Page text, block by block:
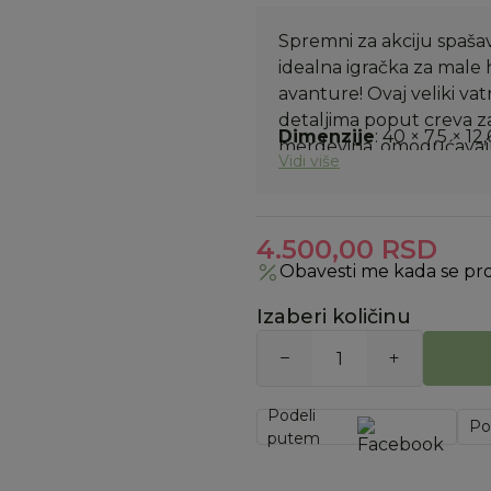
Spremni za akciju
idealna igračka za
avanture! Ovaj veliki
detaljima poput creva
merdevina,
gašenje požara.
Dimenzije: 40 × 7,5 ×
Vidi više
4.500,00 RSD
Obavesti me kada se
Izaberi količinu
Podeli
putem